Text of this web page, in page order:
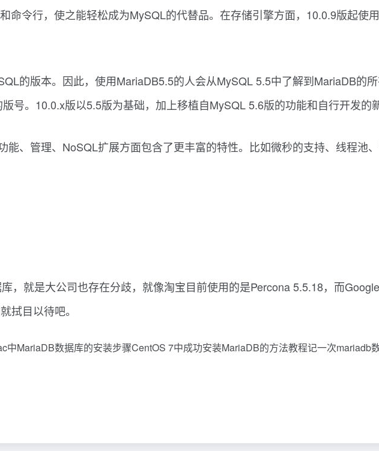
命令行，使之能轻松成为MySQL的代替品。在存储引擎方面，10.0.9版起使
的版本。因此，使用MariaDB5.5的人会从MySQL 5.5中了解到MariaDB的
号。10.0.x版以5.5版为基础，加上移植自MySQL 5.6版的功能和自行开发的
能、管理、NoSQL扩展方面包含了更丰富的特性。比如微秒的支持、线程池
，就是大公司也存在分歧，就像淘宝目前使用的是Percona 5.5.18，而
拭目以待吧。
中MariaDB数据库的安装步骤CentOS 7中成功安装MariaDB的方法教程记一次mariadb